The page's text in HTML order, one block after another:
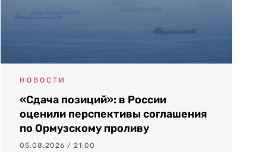
НОВОСТИ
«Сдача позиций»: в России
оценили перспективы соглашения
по Ормузскому проливу
05.08.2026 / 21:00